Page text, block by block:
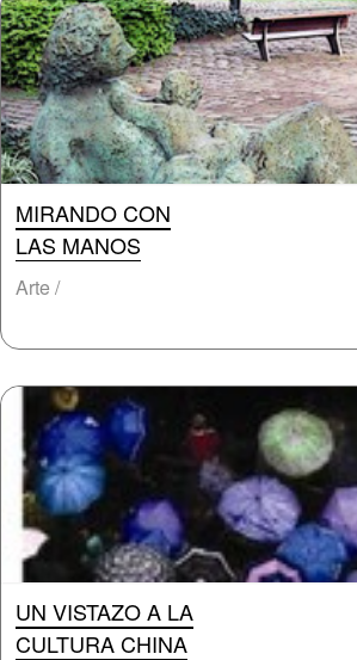
MIRANDO CON
LAS MANOS
Arte /
UN VISTAZO A LA
CULTURA CHINA